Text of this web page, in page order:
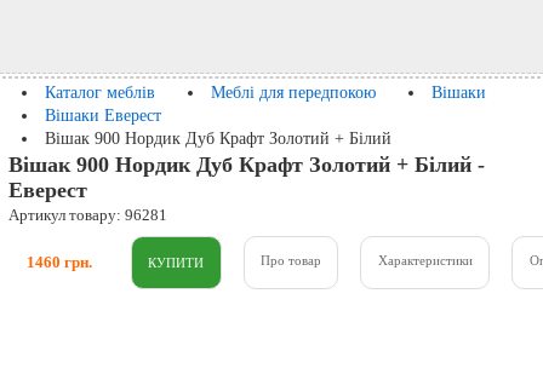
Каталог меблів Меблі для передпокою
Вішаки
Вішаки Еверест
Вішак 900 Нордик Дуб Крафт Золотий + Білий
Вішак 900 Нордик Дуб Крафт Золотий + Білий -
Еверест
Артикул товару: 96281
1460 грн. Про товар Характеристики